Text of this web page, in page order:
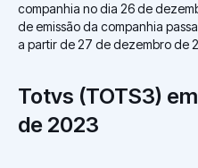
companhia no dia 26 de
de emissão da companhia
a partir de 27 de dezembro de
Totvs (TOTS3)
de 2023